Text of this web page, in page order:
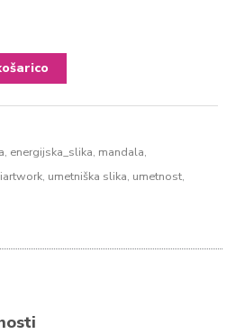
, energijska_slika, mandala,
, umetniška slika, umetnost,